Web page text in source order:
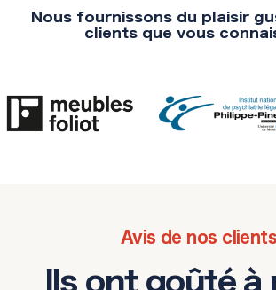
Nous fournissons du plaisir
clients que vous
Avis de nos clients